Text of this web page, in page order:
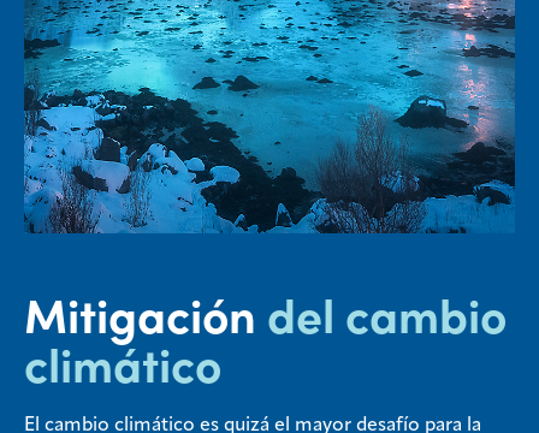
Mitigación del cambio
climático
El cambio climático es quizá el mayor desafío para la